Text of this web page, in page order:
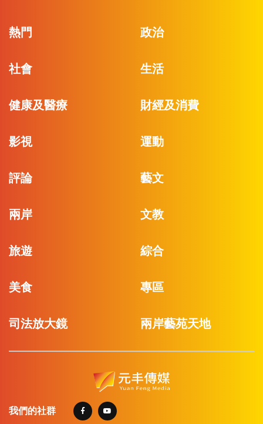
熱門 政治
社會 生活
健康及醫療 財經及消費
影視 運動
評論 藝文
兩岸 文教
旅遊 綜合
美食 專區
司法放大鏡 兩岸藝苑天地
我們的社群